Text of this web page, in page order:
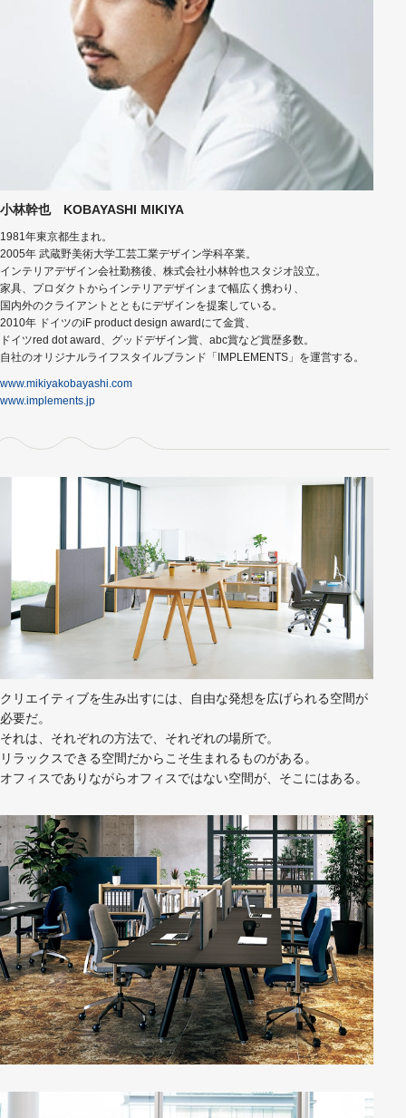
小林幹也 KOBAYASHI MIKIYA
1981年東京都生まれ。
2005年 武蔵野美術大学工芸工業デザイン学科卒業。
インテリアデザイン会社勤務後、株式会社小林幹也スタジオ設立。
家具、プロダクトからインテリアデザインまで幅広く携わり、
国内外のクライアントとともにデザインを提案している。
2010年 ドイツのiF product design awardにて金賞、
ドイツred dot award、グッドデザイン賞、abc賞など賞歴多数。
自社のオリジナルライフスタイルブランド「IMPLEMENTS」を運営する。
www.mikiyakobayashi.com
www.implements.jp
クリエイティブを生み出すには、自由な発想を広げられる空間が
必要だ。
それは、それぞれの方法で、それぞれの場所で。
リラックスできる空間だからこそ生まれるものがある。
オフィスでありながらオフィスではない空間が、そこにはある。